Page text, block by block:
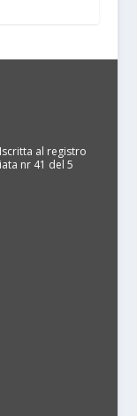
al registro
nr 41 del 5